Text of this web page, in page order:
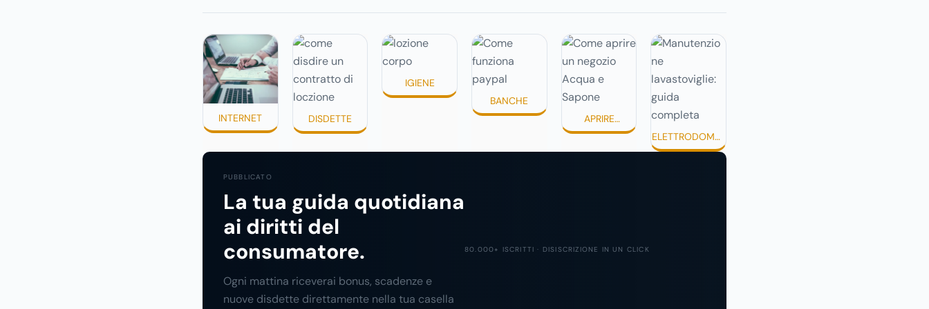
leggerle davvero. Tutto
avviene in pochi minuti,
spesso senza che ci si
fermi a capire dove si sta
entrando.
prima che scada. In
come inviare la disdetta
per un contratto di affitto.
di applicare prodotti
texture pesanti,
appiccicose o difficili da
assorbire.
INTERNET DISDETTE
IGIENE
BANCHE
APRIRE
UN'ATTIVITÀ
ELETTRODOMES
TICI
PUBBLICATO
La tua guida quotidiana
ai diritti del
consumatore.
Ogni mattina riceverai bonus, scadenze e
nuove disdette direttamente nella tua casella
80.000+ ISCRITTI · DISISCRIZIONE IN UN CLICK